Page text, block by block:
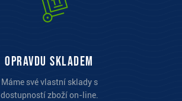
opravdu skladem
Máme své vlastní sklady s
dostupností zboží on-line.